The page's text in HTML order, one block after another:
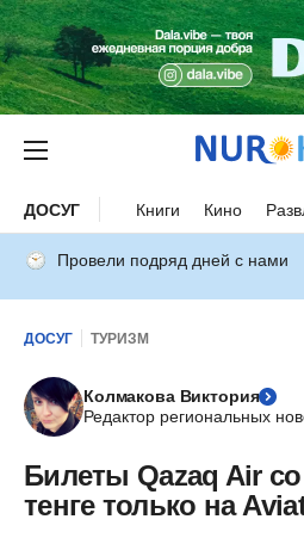
ДОСУГ Книги Кино
Провели подряд дней с нами
ДОСУГ ТУРИЗМ
Колмакова Виктория
Редактор региональных
Билеты Qazaq Air со
тенге только на